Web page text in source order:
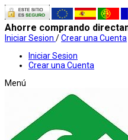
Ahorre comprando
Iniciar Sesion /Crear una Cuenta
Iniciar Sesion
Crear una Cuenta
Menú